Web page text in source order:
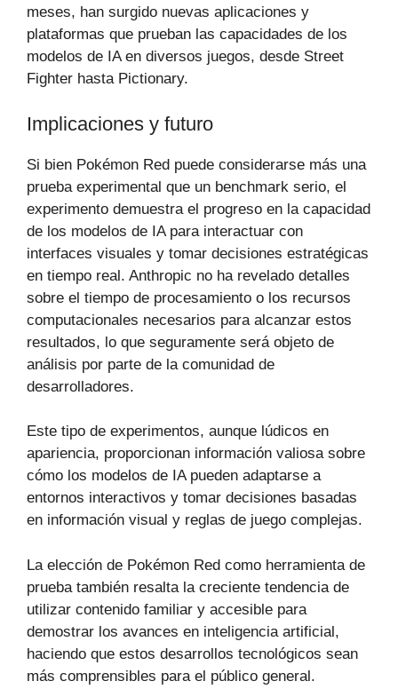
meses, han surgido nuevas aplicaciones y
plataformas que prueban las capacidades de los
modelos de IA en diversos juegos, desde Street
Fighter hasta Pictionary.
Implicaciones y futuro
Si bien Pokémon Red puede considerarse más una
prueba experimental que un benchmark serio, el
experimento demuestra el progreso en la capacidad
de los modelos de IA para interactuar con
interfaces visuales y tomar decisiones estratégicas
en tiempo real. Anthropic no ha revelado detalles
sobre el tiempo de procesamiento o los recursos
computacionales necesarios para alcanzar estos
resultados, lo que seguramente será objeto de
análisis por parte de la comunidad de
desarrolladores.
Este tipo de experimentos, aunque lúdicos en
apariencia, proporcionan información valiosa sobre
cómo los modelos de IA pueden adaptarse a
entornos interactivos y tomar decisiones basadas
en información visual y reglas de juego complejas.
La elección de Pokémon Red como herramienta de
prueba también resalta la creciente tendencia de
utilizar contenido familiar y accesible para
demostrar los avances en inteligencia artificial,
haciendo que estos desarrollos tecnológicos sean
más comprensibles para el público general.